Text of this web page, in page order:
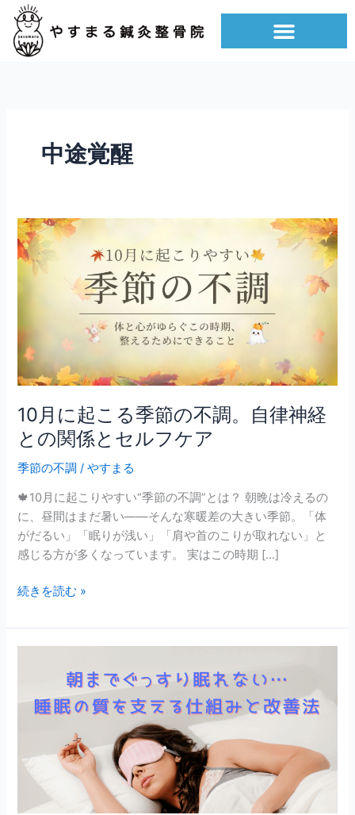
中途覚醒
10月に起こる季節の不調。自律神経
との関係とセルフケア
季節の不調 /やすまる
🍁10月に起こりやすい“季節の不調”とは？ 朝晩は冷えるの
に、昼間はまだ暑い――そんな寒暖差の大きい季節。「体
がだるい」「眠りが浅い」「肩や首のこりが取れない」と
感じる方が多くなっています。 実はこの時期 […]
10
月
に
季
節
の
調。
自
神
経
と
の
関
と
ル
フ
続きを読む »
り
れ